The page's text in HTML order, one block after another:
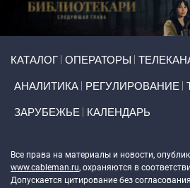
КАТАЛОГ ОПЕРАТОРЫ
АНАЛИТИКА РЕГУЛИРОВАНИЕ
ЗАРУБЕЖЬЕ КАЛЕНДАРЬ
Все права на материалы и новости,
www.cableman.ru, охраняются в
Допускается цитирование без